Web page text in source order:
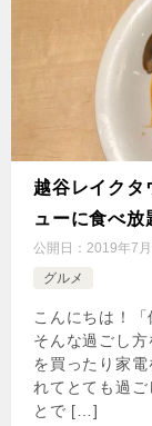
越谷レイクタ
ューに食べ放
公開日： 2019年7月
グルメ
こんにちは！
そんな過ごし
を買ったり家
れてとても過
とで […]